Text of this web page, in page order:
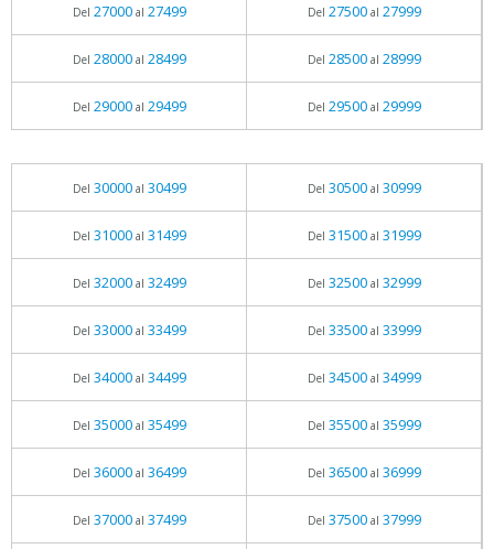
Del 27000al 27499 Del 27500al 27999
Del 28000al 28499 Del 28500al 28999
Del 29000al 29499 Del 29500al 29999
Del 30000al 30499 Del 30500al 30999
Del 31000al 31499 Del 31500al 31999
Del 32000al 32499 Del 32500al 32999
Del 33000al 33499 Del 33500al 33999
Del 34000al 34499 Del 34500al 34999
Del 35000al 35499 Del 35500al 35999
Del 36000al 36499 Del 36500al 36999
Del 37000al 37499 Del 37500al 37999